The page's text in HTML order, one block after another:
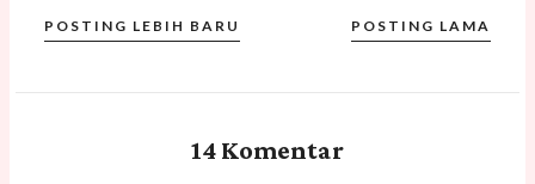
POSTING LEBIH BARU POSTING LAMA
14 Komentar